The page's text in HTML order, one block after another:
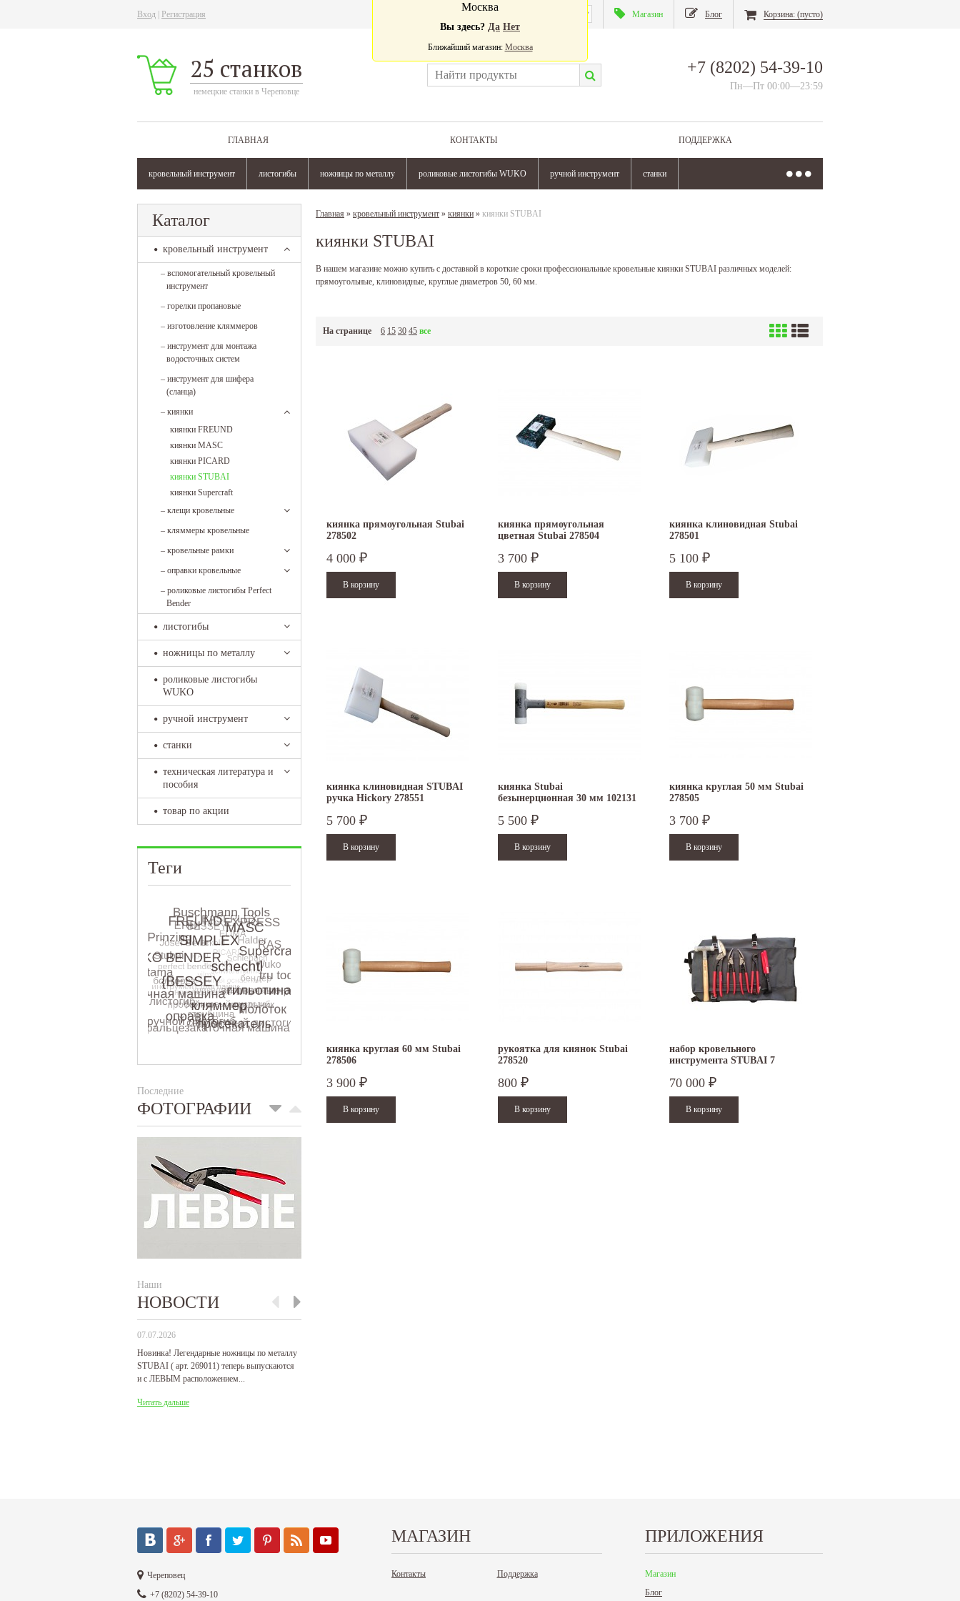
Вход Регистрация Магазин Блог Корзина: (пусто)
25 станков
немецкие станки в Череповце
+7 (8202) 54-39-10
Пн—Пт 00:00—23:59
ГЛАВНАЯ КОНТАКТЫ ПОДДЕРЖКА
кровельный инструмент листогибы ножницы по металлу роликовые листогибы WUKO ручной инструмент станки
Москва
Вы здесь? Да Нет
Ближайший магазин: Москва
Каталог
кровельный инструмент
– вспомогательный кровельный
инструмент
– горелки пропановые
– изготовление кляммеров
– инструмент для монтажа
водосточных систем
– инструмент для шифера
(сланца)
– киянки
киянки FREUND
киянки MASC
киянки PICARD
киянки STUBAI
киянки Supercraft
– клещи кровельные
– кляммеры кровельные
– кровельные рамки
– оправки кровельные
– роликовые листогибы Perfect
Bender
листогибы
ножницы по металлу
роликовые листогибы
WUKO
ручной инструмент
станки
техническая литература и
пособия
товар по акции
Теги
Последние
ФОТОГРАФИИ
Наши
НОВОСТИ
07.07.2026
Новинка! Легендарные ножницы по металлу
STUBAI ( арт. 269011) теперь выпускаются
и с ЛЕВЫМ расположением...
Читать дальше
Главная » кровельный инструмент » киянки » киянки STUBAI
киянки STUBAI
В нашем магазине можно купить с доставкой в короткие сроки профессиональные кровельные киянки STUBAI различных моделей:
прямоугольные, клиновидные, круглые диаметров 50, 60 мм.
На странице 6 15 30 45 все
киянка прямоугольная Stubai
278502
4 000 ₽
киянка прямоугольная
цветная Stubai 278504
3 700 ₽
киянка клиновидная Stubai
278501
5 100 ₽
киянка клиновидная STUBAI
ручка Hickory 278551
5 700 ₽
киянка Stubai
безынерционная 30 мм 102131
5 500 ₽
киянка круглая 50 мм Stubai
278505
3 700 ₽
киянка круглая 60 мм Stubai
278506
3 900 ₽
рукоятка для киянок Stubai
278520
800 ₽
набор кровельного
инструмента STUBAI 7
70 000 ₽
Череповец
+7 (8202) 54-39-10
МАГАЗИН
Контакты Поддержка
ПРИЛОЖЕНИЯ
Магазин
Блог